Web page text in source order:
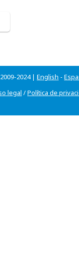
2024 | English -
legal /Política de